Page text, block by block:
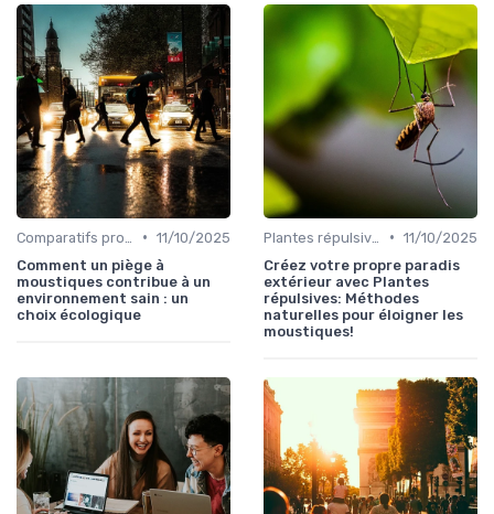
• 11/10/2025
Comment un piège à
moustiques contribue à un
environnement sain : un
choix écologique
• 11/10/2025
Créez votre propre paradis
extérieur avec Plantes
répulsives: Méthodes
naturelles pour éloigner les
moustiques!